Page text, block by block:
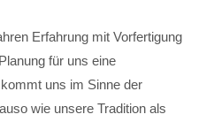
Erfahrung mit Vorfertigung
für uns eine
uns im Sinne der
wie unsere Tradition als